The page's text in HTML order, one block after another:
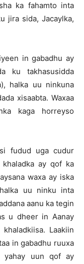
ka fahamto inta
jira sida, Jacaylka,
in gabadhu ay
ku takhasusidda
halka uu ninkuna
xisaabta. Waxaa
kaga horreyso
fudud uga cudur
ay qof ka
waxa ay iska
uu ninku inta
aanu ka tegin
u dheer in Aanay
Laakiin
in gabadhu ruuxa
yahay uun qof ay